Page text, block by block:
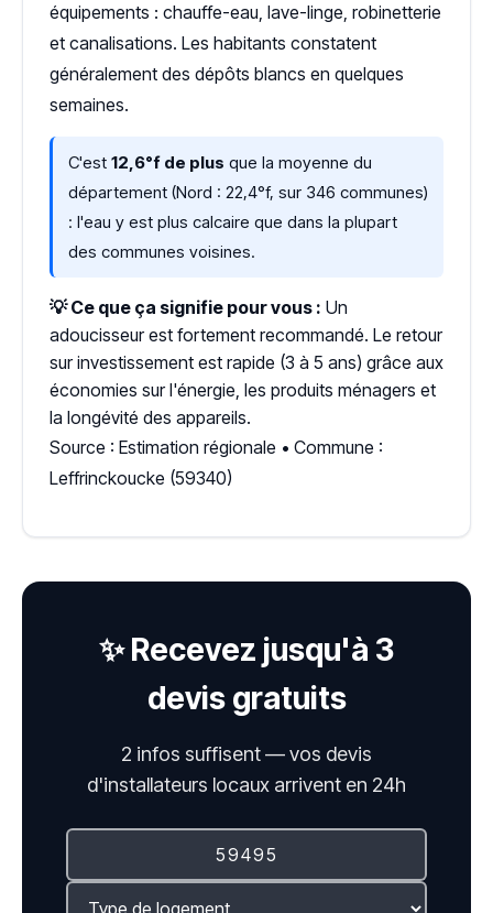
équipements : chauffe-eau, lave-linge, robinetterie
et canalisations. Les habitants constatent
généralement des dépôts blancs en quelques
semaines.
C'est 12,6°f de plus que la moyenne du
département (Nord : 22,4°f, sur 346 communes)
: l'eau y est plus calcaire que dans la plupart
des communes voisines.
💡 Ce que ça signifie pour vous : Un
adoucisseur est fortement recommandé. Le retour
sur investissement est rapide (3 à 5 ans) grâce aux
économies sur l'énergie, les produits ménagers et
la longévité des appareils.
Source : Estimation régionale • Commune :
Leffrinckoucke (59340)
✨ Recevez jusqu'à 3
devis gratuits
2 infos suffisent — vos devis
d'installateurs locaux arrivent en 24h